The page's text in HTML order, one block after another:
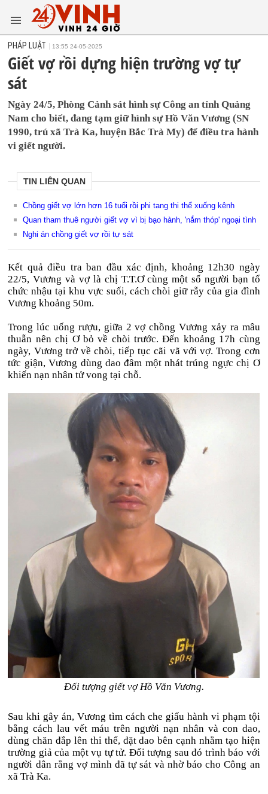
PHÁP LUẬT 13:55 24-05-2025
Giết vợ rồi dựng hiện trường vợ tự
sát
Ngày 24/5, Phòng Cảnh sát hình sự Công an tỉnh Quảng
Nam cho biết, đang tạm giữ hình sự Hồ Văn Vương (SN
1990, trú xã Trà Ka, huyện Bắc Trà My) để điều tra hành
vi giết người.
TIN LIÊN QUAN
Chồng giết vợ lớn hơn 16 tuổi rồi phi tang thi thể xuống kênh
Quan tham thuê người giết vợ vì bị bạo hành, 'nắm thóp' ngoại tình
Nghi án chồng giết vợ rồi tự sát
Kết quả điều tra ban đầu xác định, khoảng 12h30 ngày
22/5, Vương và vợ là chị T.T.Ơ cùng một số người bạn tổ
chức nhậu tại khu vực suối, cách chòi giữ rẫy của gia đình
Vương khoảng 50m.
Trong lúc uống rượu, giữa 2 vợ chồng Vương xảy ra mâu
thuẫn nên chị Ơ bỏ về chòi trước. Đến khoảng 17h cùng
ngày, Vương trở về chòi, tiếp tục cãi vã với vợ. Trong cơn
tức giận, Vương dùng dao đâm một nhát trúng ngực chị Ơ
khiến nạn nhân tử vong tại chỗ.
Đối tượng giết vợ Hồ Văn Vương.
Sau khi gây án, Vương tìm cách che giấu hành vi phạm tội
bằng cách lau vết máu trên người nạn nhân và con dao,
dùng chăn đắp lên thi thể, đặt dao bên cạnh nhằm tạo hiện
trường giả của một vụ tự tử. Đối tượng sau đó trình báo với
người dân rằng vợ mình đã tự sát và nhờ báo cho Công an
xã Trà Ka.